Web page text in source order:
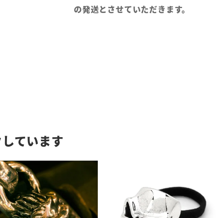
の発送とさせていただきます。
ています